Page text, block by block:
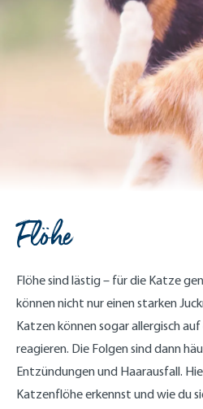
Flöhe
Flöhe sind lästig – für die Katze
können nicht nur einen starken
Katzen können sogar allergisch
reagieren. Die Folgen sind dann
Entzündungen und Haarausfall.
Katzenflöhe erkennst und wie du